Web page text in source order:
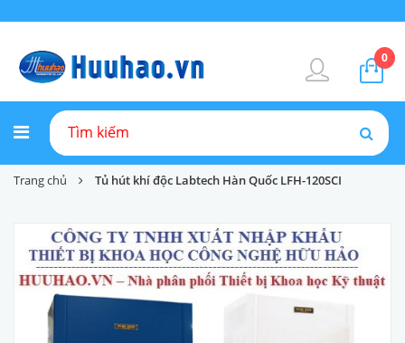
0
Trang chủ Tủ hút khí độc Labtech Hàn Quốc LFH-120SCI